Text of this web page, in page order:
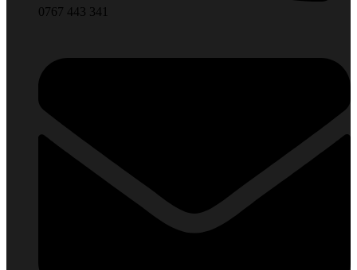
0767 443 341